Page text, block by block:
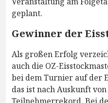
geplant.
Gewinner der
Als großen Erfolg
auch die OZ-
bei dem Turnier auf der
das ist nach Auskunft